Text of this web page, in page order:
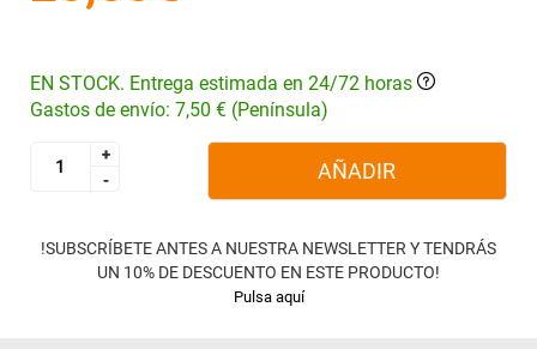
EN STOCK. Entrega estimada en 24/72 horas
Gastos de envío: 7,50 € (Península)
+
-
+
-
AÑADIR
!SUBSCRÍBETE ANTES A NUESTRA NEWSLETTER Y TENDRÁS
UN 10% DE DESCUENTO EN ESTE PRODUCTO!
Pulsa aquí